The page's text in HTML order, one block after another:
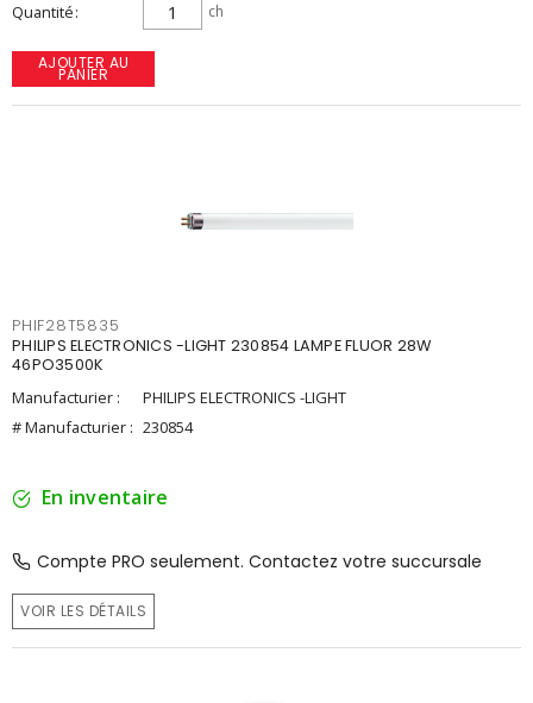
Quantité ch
AJOUTER AU
PANIER
PHIF28T5835
PHILIPS ELECTRONICS -LIGHT 230854 LAMPE FLUOR 28W
46PO3500K
Manufacturier :
PHILIPS ELECTRONICS -LIGHT
# Manufacturier : 230854
En inventaire
Compte PRO seulement. Contactez votre succursale
VOIR LES DÉTAILS